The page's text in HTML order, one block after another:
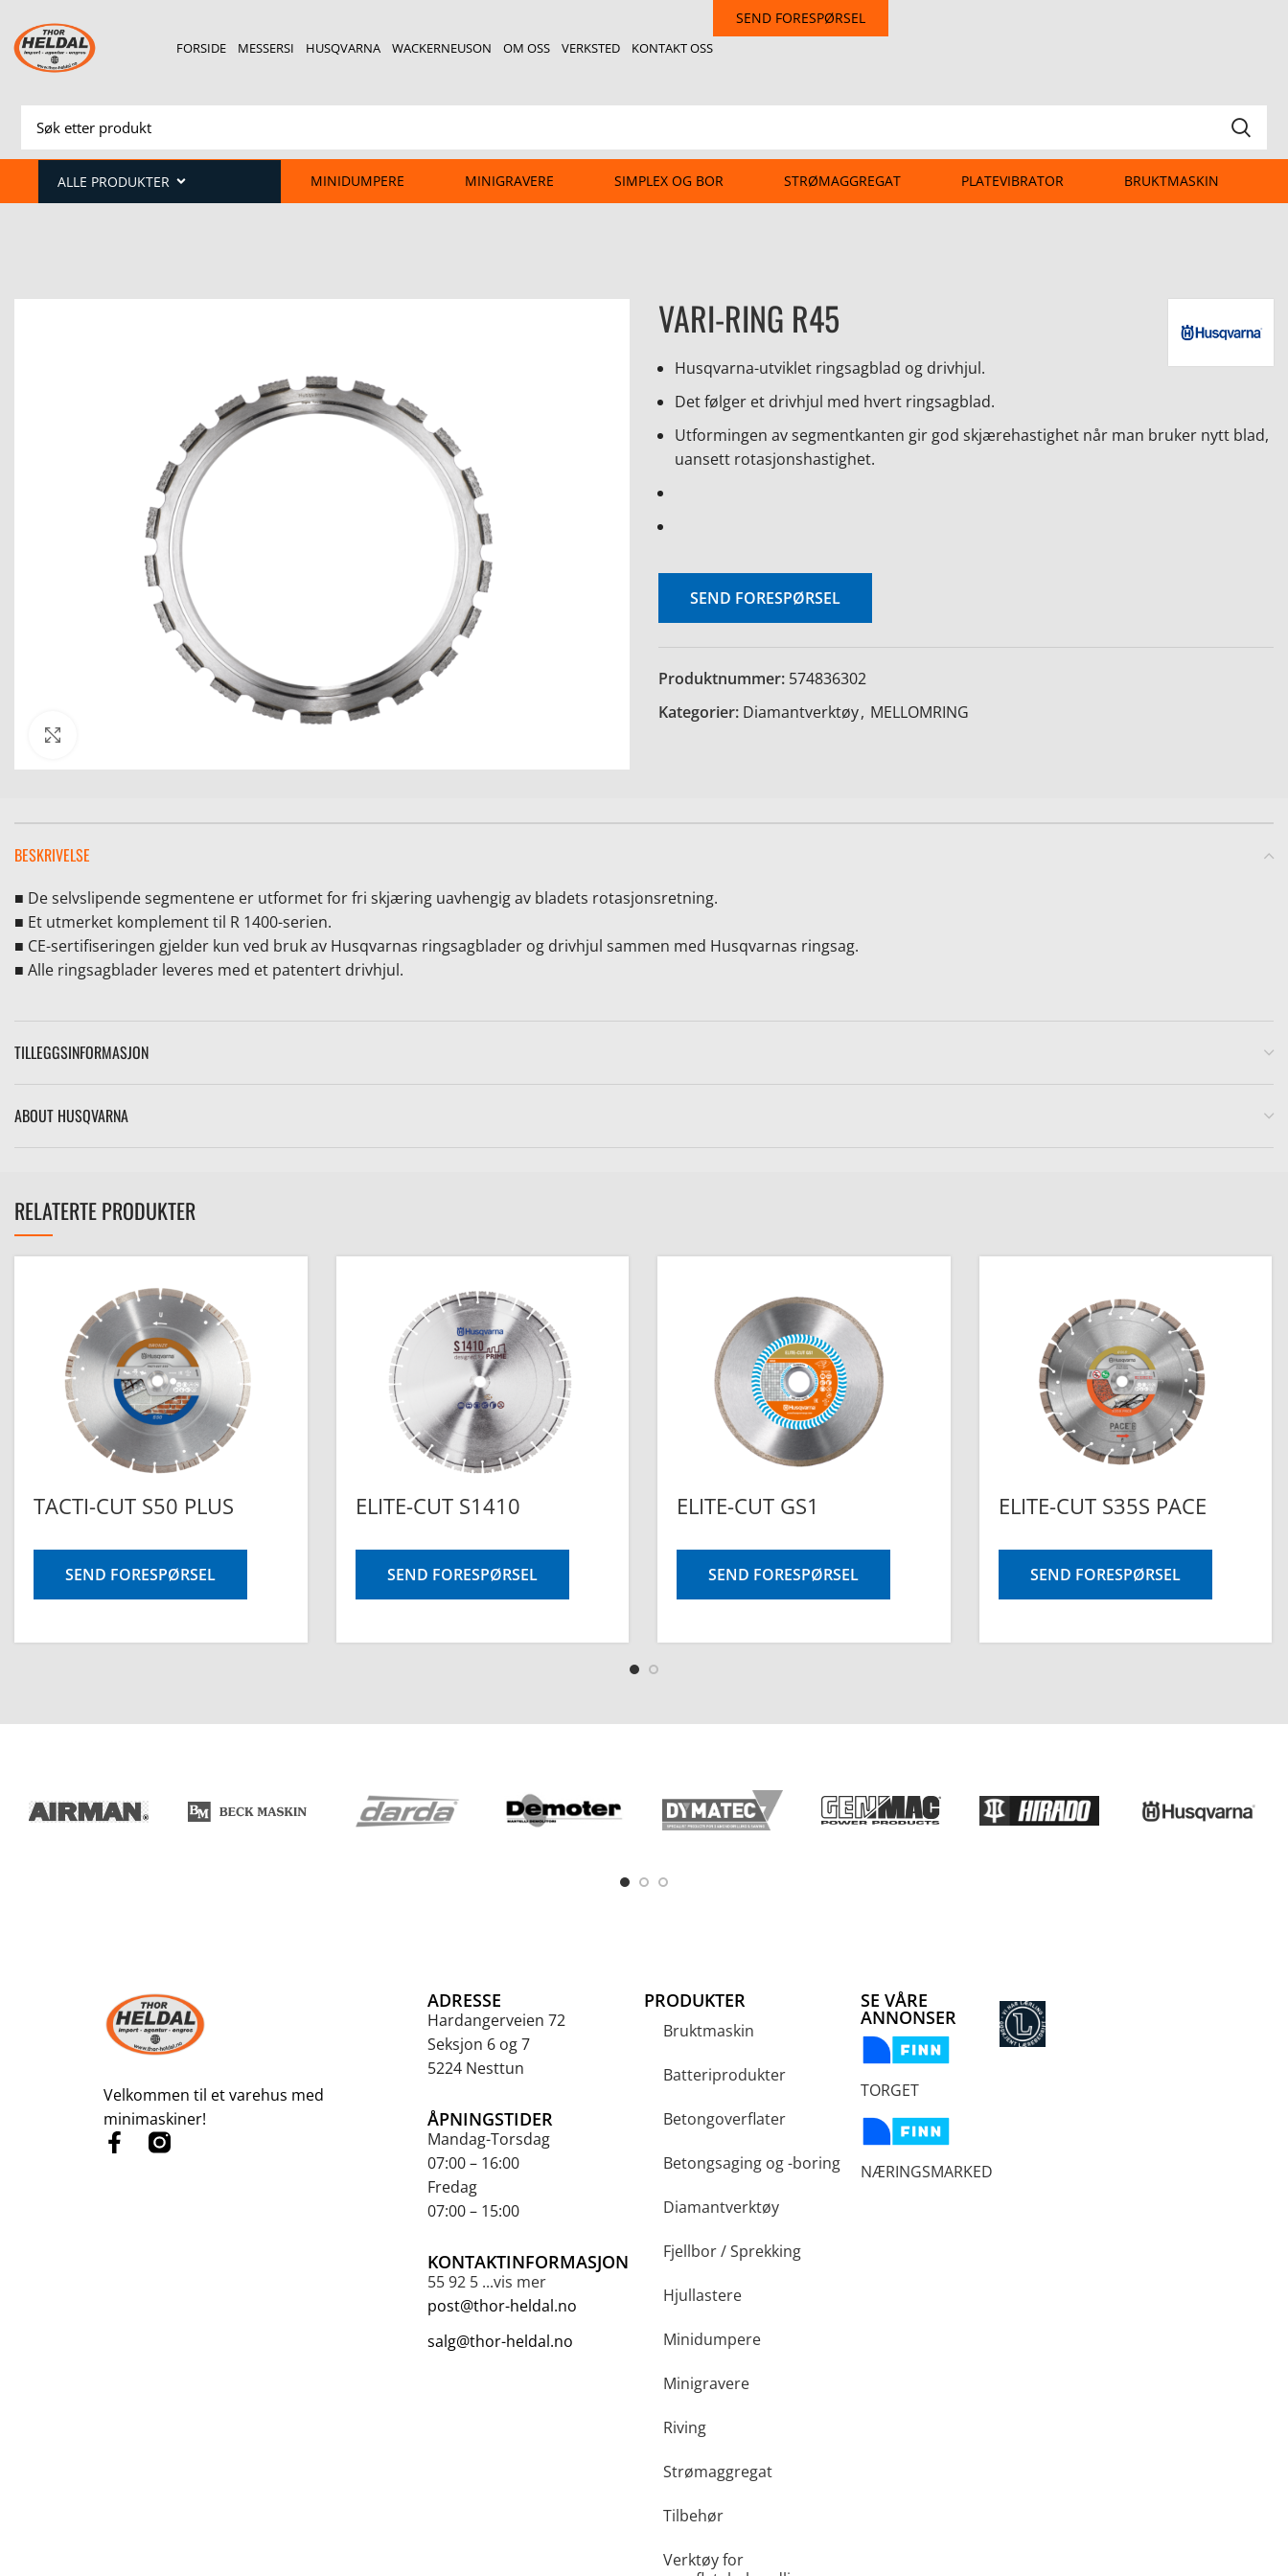
FORSIDE MESSERSI HUSQVARNA WACKERNEUSON OM OSS VERKSTED KONTAKT OSS
SEND FORESPØRSEL
ALLE PRODUKTER MINIDUMPERE MINIGRAVERE SIMPLEX OG BOR STRØMAGGREGAT PLATEVIBRATOR BRUKTMASKIN
VARI-RING R45
Husqvarna-utviklet ringsagblad og drivhjul.
Det følger et drivhjul med hvert ringsagblad.
Utformingen av segmentkanten gir god skjærehastighet når man bruker nytt blad,
uansett rotasjonshastighet.
SEND FORESPØRSEL
Produktnummer: 574836302
Kategorier: Diamantverktøy, MELLOMRING
BESKRIVELSE
■ De selvslipende segmentene er utformet for fri skjæring uavhengig av bladets rotasjonsretning.
■ Et utmerket komplement til R 1400-serien.
■ CE-sertifiseringen gjelder kun ved bruk av Husqvarnas ringsagblader og drivhjul sammen med Husqvarnas ringsag.
■ Alle ringsagblader leveres med et patentert drivhjul.
TILLEGGSINFORMASJON
ABOUT HUSQVARNA
RELATERTE PRODUKTER
TACTI-CUT S50 PLUS
SEND FORESPØRSEL
ELITE-CUT S1410
SEND FORESPØRSEL
ELITE-CUT GS1
SEND FORESPØRSEL
ELITE-CUT S35S PACE
SEND FORESPØRSEL
Velkommen til et varehus med
minimaskiner!
ADRESSE
Hardangerveien 72
Seksjon 6 og 7
5224 Nesttun
ÅPNINGSTIDER
Mandag-Torsdag
07:00 – 16:00
Fredag
07:00 – 15:00
KONTAKTINFORMASJON
55 92 5 ...vis mer
post@thor-heldal.no
salg@thor-heldal.no
PRODUKTER
Bruktmaskin
Batteriprodukter
Betongoverflater
Betongsaging og -boring
Diamantverktøy
Fjellbor / Sprekking
Hjullastere
Minidumpere
Minigravere
Riving
Strømaggregat
Tilbehør
Verktøy for
SE VÅRE
ANNONSER
TORGET
NÆRINGSMARKED